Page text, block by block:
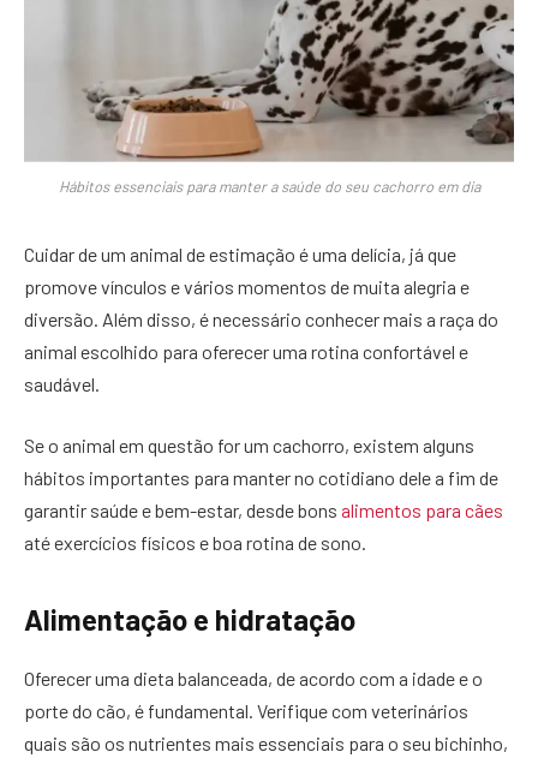
Hábitos essenciais para manter a saúde do seu cachorro em dia
Cuidar de um animal de estimação é uma delícia, já que
promove vínculos e vários momentos de muita alegria e
diversão. Além disso, é necessário conhecer mais a raça do
animal escolhido para oferecer uma rotina confortável e
saudável.
Se o animal em questão for um cachorro, existem alguns
hábitos importantes para manter no cotidiano dele a fim de
garantir saúde e bem-estar, desde bons alimentos para cães
até exercícios físicos e boa rotina de sono.
Alimentação e hidratação
Oferecer uma dieta balanceada, de acordo com a idade e o
porte do cão, é fundamental. Verifique com veterinários
quais são os nutrientes mais essenciais para o seu bichinho,